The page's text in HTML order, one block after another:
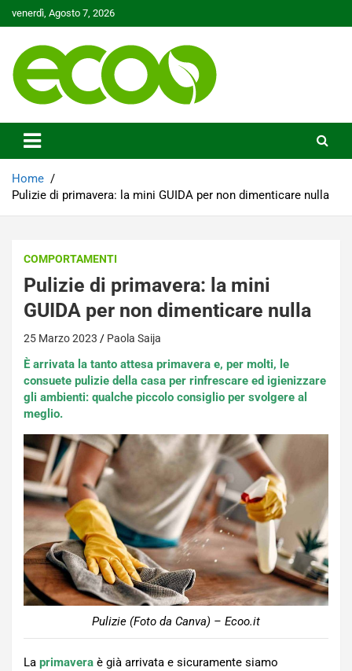
to
venerdì, Agosto 7, 2026
Ecoo.it
Home
Pulizie di primavera: la mini GUIDA per non dimenticare nulla
COMPORTAMENTI
Pulizie di primavera: la mini
GUIDA per non dimenticare nulla
25 Marzo 2023 Paola Saija
È arrivata la tanto attesa primavera e, per molti, le
consuete pulizie della casa per rinfrescare ed igienizzare
gli ambienti: qualche piccolo consiglio per svolgere al
meglio.
Pulizie (Foto da Canva) – Ecoo.it
La primavera è già arrivata e sicuramente siamo